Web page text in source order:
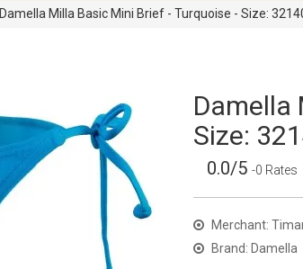
Damella Milla Basic Mini Brief - Turquoise - Size:
Damella
Size:
0.0/5 -0 Rates
Merchant:
Brand: Damella